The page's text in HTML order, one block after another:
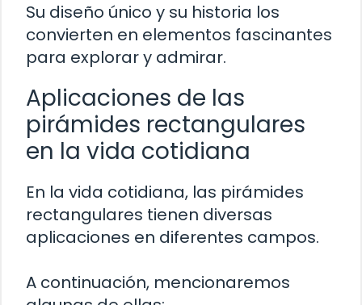
Su diseño único y su historia los
convierten en elementos fascinantes
para explorar y admirar.
Aplicaciones de las
pirámides rectangulares
en la vida cotidiana
En la vida cotidiana, las pirámides
rectangulares tienen diversas
aplicaciones en diferentes campos.
A continuación, mencionaremos